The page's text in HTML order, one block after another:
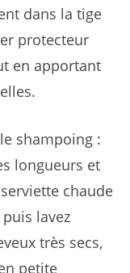
dans la tige
protecteur
en apportant
shampoing :
longueurs et
chaude
lavez
très secs,
petite